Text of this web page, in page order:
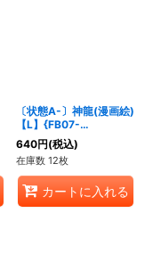
〔状態A-〕神龍(漫画絵)
【L】{FB07-
097[SB02]}
640円(税込)
在庫数 12枚
カートに入れる